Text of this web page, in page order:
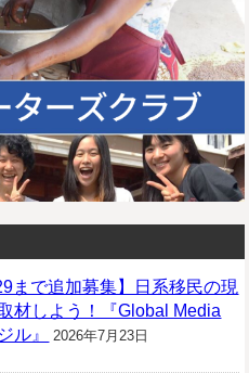
まで追加募集】日系移民の現
材しよう！『Global Media
ル』
2026年7月23日